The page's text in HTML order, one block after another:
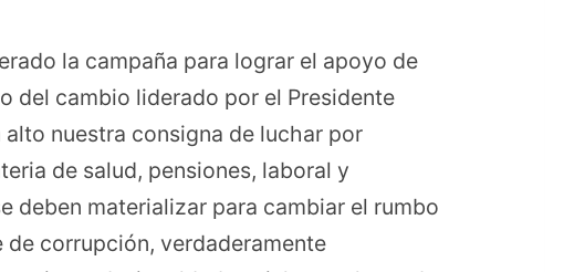
la campaña para lograr el apoyo de
del cambio liderado por el Presidente
nuestra consigna de luchar por
de salud, pensiones, laboral y
deben materializar para cambiar el rumbo
corrupción, verdaderamente